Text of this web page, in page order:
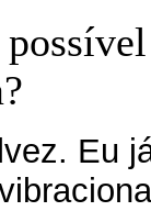
Eu